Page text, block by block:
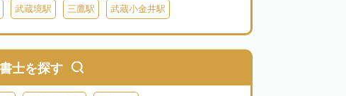
武蔵境駅 三鷹駅 武蔵小金井駅
士を探す